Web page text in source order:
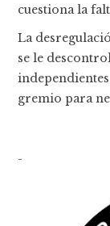
cuestiona la
La
se le
gremio para
-